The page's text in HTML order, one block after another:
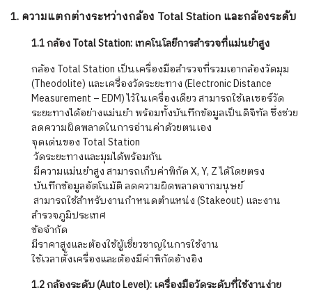
1. ความแตกต่างระหว่างกล้อง Total Station และกล้องระดับ
1.1 กล้อง Total Station: เทคโนโลยีการสำรวจที่แม่นยำสูง
กล้อง Total Station เป็นเครื่องมือสำรวจที่รวมเอากล้องวัดมุม
(Theodolite) และเครื่องวัดระยะทาง (Electronic Distance
Measurement – EDM) ไว้ในเครื่องเดียว สามารถใช้เลเซอร์วัด
ระยะทางได้อย่างแม่นยำ พร้อมทั้งบันทึกข้อมูลเป็นดิจิทัล ซึ่งช่วย
ลดความผิดพลาดในการอ่านค่าด้วยตนเอง
จุดเด่นของ Total Station
️ วัดระยะทางและมุมได้พร้อมกัน
️ มีความแม่นยำสูง สามารถเก็บค่าพิกัด X, Y, Z ได้โดยตรง
️ บันทึกข้อมูลอัตโนมัติ ลดความผิดพลาดจากมนุษย์
️ สามารถใช้สำหรับงานกำหนดตำแหน่ง (Stakeout) และงาน
สำรวจภูมิประเทศ
ข้อจำกัด
มีราคาสูงและต้องใช้ผู้เชี่ยวชาญในการใช้งาน
ใช้เวลาตั้งเครื่องและต้องมีค่าพิกัดอ้างอิง
1.2 กล้องระดับ (Auto Level): เครื่องมือวัดระดับที่ใช้งานง่าย